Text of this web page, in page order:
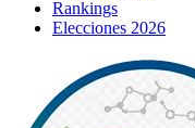
Rankings
Elecciones 2026